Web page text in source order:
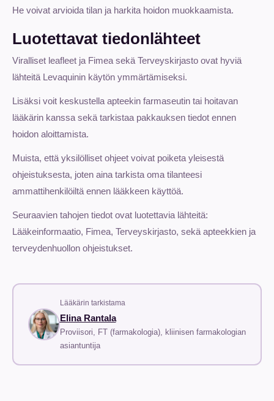
He voivat arvioida tilan ja harkita hoidon muokkaamista.
Luotettavat tiedonlähteet
Viralliset leafleet ja Fimea sekä Terveyskirjasto ovat hyviä
lähteitä Levaquinin käytön ymmärtämiseksi.
Lisäksi voit keskustella apteekin farmaseutin tai hoitavan
lääkärin kanssa sekä tarkistaa pakkauksen tiedot ennen
hoidon aloittamista.
Muista, että yksilölliset ohjeet voivat poiketa yleisestä
ohjeistuksesta, joten aina tarkista oma tilanteesi
ammattihenkilöiltä ennen lääkkeen käyttöä.
Seuraavien tahojen tiedot ovat luotettavia lähteitä:
Lääkeinformaatio, Fimea, Terveyskirjasto, sekä apteekkien ja
terveydenhuollon ohjeistukset.
Lääkärin tarkistama
Elina Rantala
Proviisori, FT (farmakologia), kliinisen farmakologian
asiantuntija